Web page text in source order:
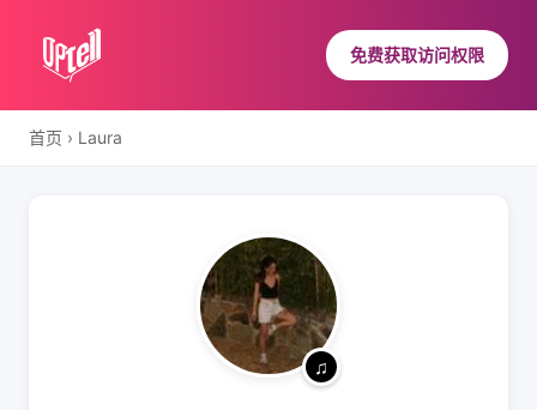
免费获取访问权限
首页 › Laura